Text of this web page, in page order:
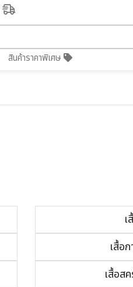
สินค้าราคาพิเศษ
เสื้อ
เสื้อส